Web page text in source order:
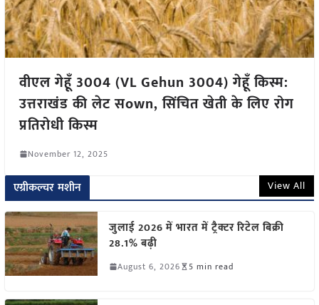
वीएल गेहूँ 3004 (VL Gehun 3004) गेहूँ किस्म:
उत्तराखंड की लेट सown, सिंचित खेती के लिए रोग
प्रतिरोधी किस्म
November 12, 2025
एग्रीकल्चर मशीन View All
जुलाई 2026 में भारत में ट्रैक्टर रिटेल बिक्री
28.1% बढ़ी
August 6, 2026 5 min read